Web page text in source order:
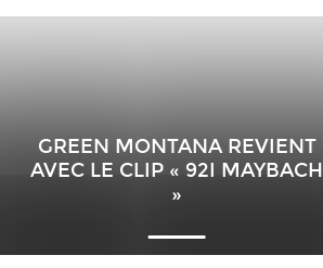
GREEN MONTANA REVIENT
AVEC LE CLIP « 92I MAYBACH
»